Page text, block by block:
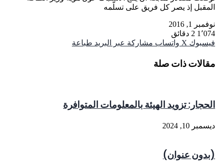
إذ يصر كل فريق على تسلّمه
1, 2016
2 دقائق
‫X واتساب مشاركة عبر البريد طباعة
ذات صلة
تزويد الهيئة بالمعلومات المتوافرة
10, 2024
عنوان)